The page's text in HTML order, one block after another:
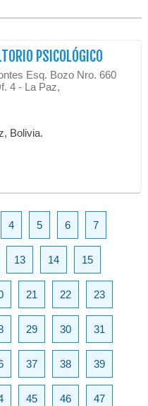
PSICOLÓGICO
Esq. Bozo Nro. 660
4 - La Paz,
Bolivia.
4 5 6 7
13 14 15
21 22 23
29 30 31
37 38 39
45 46 47